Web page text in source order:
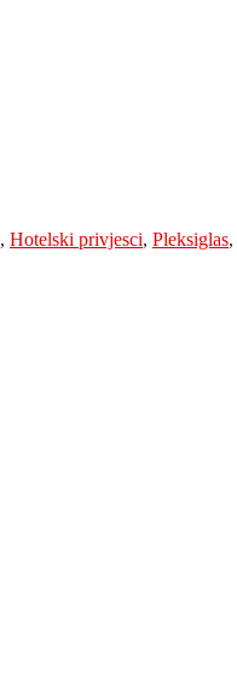
, Hotelski privjesci, Pleksiglas,